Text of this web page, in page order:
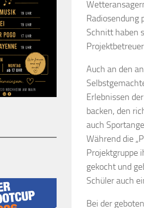
Radiosendung
Schnitt haben
Auch an den
Erlebnissen
backen, den
auch
Während die
Projektgruppe
gekocht und
Schüler auch
Bei der